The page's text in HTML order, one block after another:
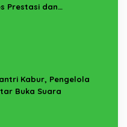
Prestasi dan
Kabur, Pengelola
Buka Suara